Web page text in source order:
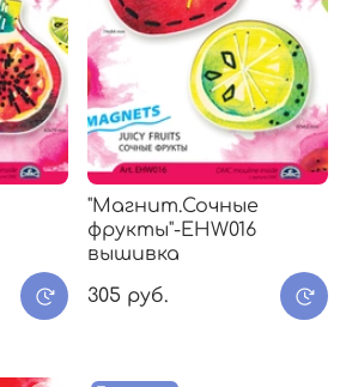
"Магнит.Сочные
фрукты"-EHW016
вышивка
305 руб.